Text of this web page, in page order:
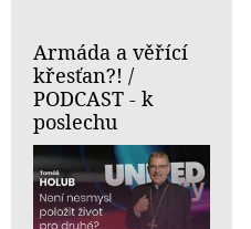
Armáda a věřící
křesťan?! /
PODCAST - k
poslechu